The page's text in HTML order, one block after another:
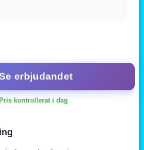
erbjudandet
kontrollerat i dag